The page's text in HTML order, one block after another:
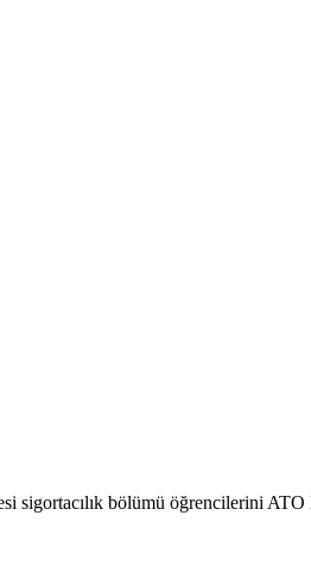
sigortacılık bölümü öğrencilerini